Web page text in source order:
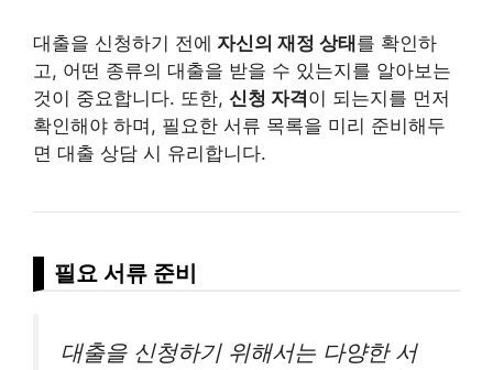
대출을 신청하기 전에 자신의 재정 상태 를 확인하
고, 어떤 종류의 대출을 받을 수 있는지를 알아보는
것이 중요합니다. 또한, 신청 자격이 되는지를 먼저
확인해야 하며, 필요한 서류 목록을 미리 준비해두
면 대출 상담 시 유리합니다.
필요 서류 준비
대출을 신청하기 위해서는 다양한 서